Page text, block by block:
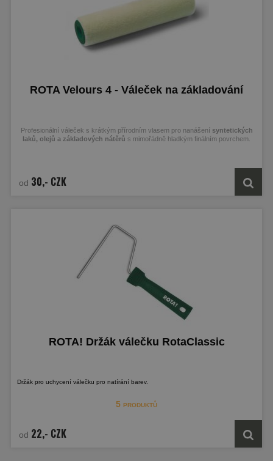
ROTA Velours 4 - Váleček na základování
Profesionální váleček s krátkým přírodním vlasem pro nanášení syntetických
laků, olejů a základových nátěrů s mimořádně hladkým finálním povrchem.
od 30,- CZK
ROTA! Držák válečku RotaClassic
Držák pro uchycení válečku pro natírání barev.
5 produktů
od 22,- CZK